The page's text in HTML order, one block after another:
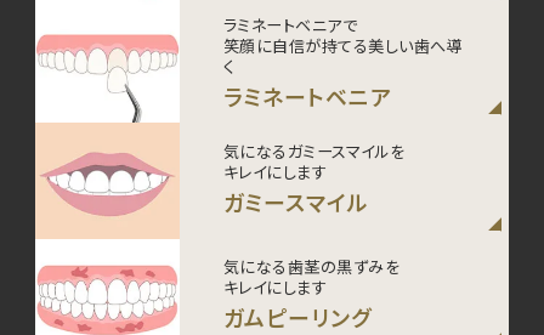
ラミネートベニアで
笑顔に自信が持てる美しい歯へ導
く
ラミネートベニア
気になるガミースマイルを
キレイにします
ガミースマイル
気になる歯茎の黒ずみを
キレイにします
ガムピーリング